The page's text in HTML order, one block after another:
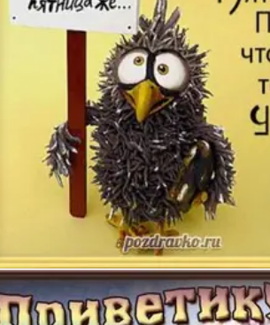
открытка на пятницу с